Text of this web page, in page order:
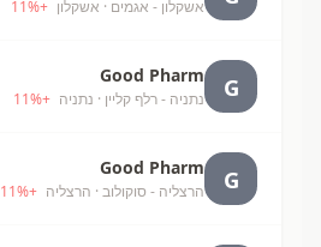
אשקלון - אגמים · אשקלון +
11%
G
Good Pharm
נתניה - רלף קליין · נתניה +
11%
G
Good Pharm
הרצליה - סוקולוב · הרצליה +
11%